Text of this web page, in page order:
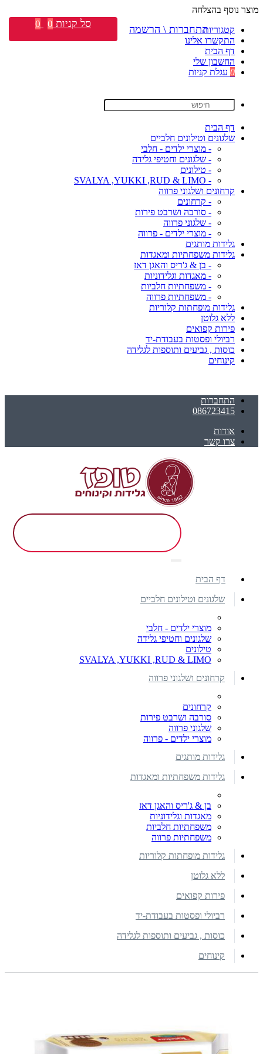
מוצר נוסף בהצלחה
קטגוריות
התקשרו אלינו
דף הבית
החשבון שלי
0 עגלת קניות
דף הבית
שלגונים וטילונים חלביים
- מוצרי ילדים - חלבי
- שלגונים וחטיפי גלידה
- טילונים
- SVALYA ,YUKKI ,RUD & LIMO
קרחונים ושלגוני פרווה
- קרחונים
- סורבה ושרבט פירות
- שלגוני פרווה
- מוצרי ילדים - פרווה
גלידות מותגים
גלידות משפחתיות ומאגדות
- בן & ג'ריס והאגן דאז
- מאגדות וגלידוניות
- משפחתיות חלביות
- משפחתיות פרווה
גלידות מופחתות קלוריות
ללא גלוטן
פירות קפואים
רביולי ופסטות בעבודת-יד
כוסות , גביעים ותוספות לגלידה
קינוחים
התחברות
086723415
אודות
צרו קשר
התחברות \ הרשמה סל קניות 0
0
דף הבית
שלגונים וטילונים חלביים
מוצרי ילדים - חלבי
שלגונים וחטיפי גלידה
טילונים
SVALYA ,YUKKI ,RUD & LIMO
קרחונים ושלגוני פרווה
קרחונים
סורבה ושרבט פירות
שלגוני פרווה
מוצרי ילדים - פרווה
גלידות מותגים
גלידות משפחתיות ומאגדות
בן & ג'ריס והאגן דאז
מאגדות וגלידוניות
משפחתיות חלביות
משפחתיות פרווה
גלידות מופחתות קלוריות
ללא גלוטן
פירות קפואים
רביולי ופסטות בעבודת-יד
כוסות , גביעים ותוספות לגלידה
קינוחים